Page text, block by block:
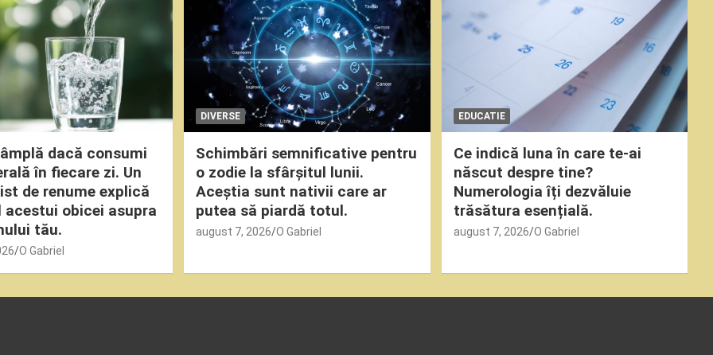
dacă consumi
în fiecare zi. Un
de renume explică
obicei asupra
tău.
O Gabriel
DIVERSE
Schimbări semnificative pentru
o zodie la sfârșitul lunii.
Aceștia sunt nativii care ar
putea să piardă totul.
august 7, 2026 O Gabriel
EDUCATIE
Ce indică luna în care te-ai
născut despre tine?
Numerologia îți dezvăluie
trăsătura esențială.
august 7, 2026 O Gabriel